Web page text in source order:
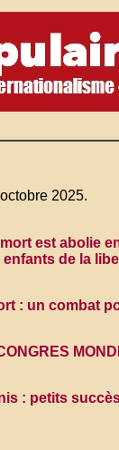
2025.
est abolie
enfants de la
: un combat
: petits